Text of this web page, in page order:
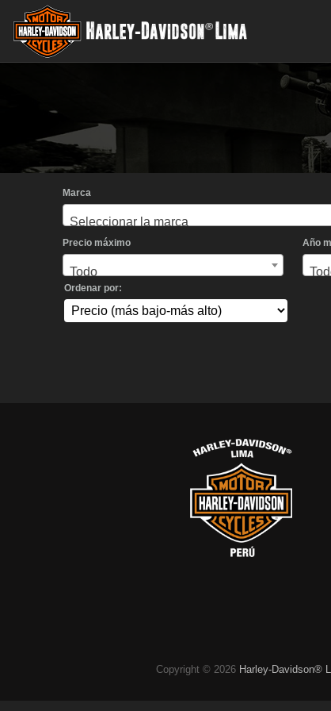
Marca
Seleccionar la marca
Precio máximo
Todo
Año
Ordenar por:
Copyright © 2026 Harley-Davidson®